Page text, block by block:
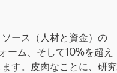
ース（人材と資金）の
ーム、そして10%を超え
す。皮肉なことに、研究